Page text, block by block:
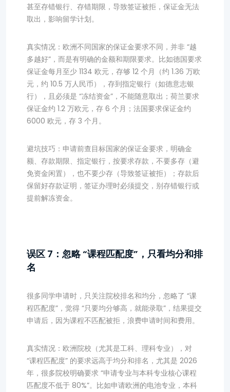
甚至存错银行、存错期限，导致签证被拒，保证金无法
取出，影响留学计划。
真实情况：欧洲不同国家的保证金要求不同，并非 “越
多越好”，而是有明确的金额和期限要求。比如德国要求
保证金每月至少 1134 欧元，存够 12 个月（约 1.36 万欧
元，约 10.5 万人民币），存到指定银行（如德意志银
行），且必须是 “冻结资金”，不能随意取出；荷兰要求
保证金约 1.2 万欧元，存 6 个月；法国要求保证金约
6000 欧元，存 3 个月。
避坑技巧：申请前查目标国家的保证金要求，明确金
额、存款期限、指定银行，按要求存款，不要多存（避
免资金闲置），也不要少存（导致签证被拒）；存款后
保留好存款证明，签证办理时必须提交，别存错银行或
提前解冻资金。
误区 7：忽略 “课程匹配度”，只看均分和排
名
很多同学申请时，只关注院校排名和均分，忽略了 “课
程匹配度”，觉得 “只要均分够高，就能录取”，结果提交
申请后，因为课程不匹配被拒，浪费申请时间和费用。
真实情况：欧洲院校（尤其是工科、理科专业），对
“课程匹配度” 的要求远高于均分和排名，尤其是 2026
年，很多院校明确要求 “申请专业与本科专业核心课程
匹配度不低于 80%”。比如申请欧洲的电池专业，本科